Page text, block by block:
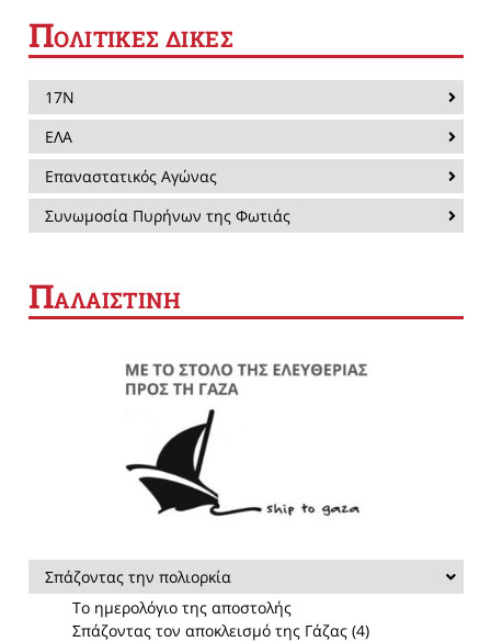
ΠΟΛΙΤΙΚΕΣ ΔΙΚΕΣ
17Ν
ΕΛΑ
Επαναστατικός Αγώνας
Συνωμοσία Πυρήνων της Φωτιάς
ΠΑΛΑΙΣΤΙΝΗ
Σπάζοντας την πολιορκία
Το ημερολόγιο της αποστολής
Σπάζοντας τον αποκλεισμό της Γάζας (4)